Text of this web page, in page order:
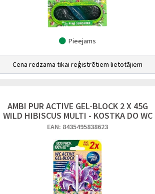
Pieejams
Cena redzama tikai reģistrētiem lietotājiem
AMBI PUR ACTIVE GEL-BLOCK 2 X 45G
WILD HIBISCUS MULTI - KOSTKA DO WC
EAN: 8435495838623